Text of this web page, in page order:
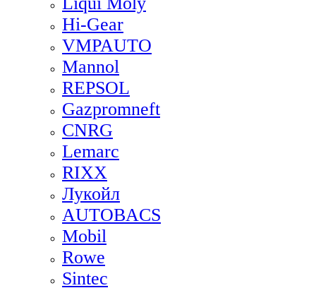
Hi-Gear
VMPAUTO
Mannol
REPSOL
Gazpromneft
CNRG
Lemarc
RIXX
Лукойл
AUTOBACS
Mobil
Rowe
Sintec